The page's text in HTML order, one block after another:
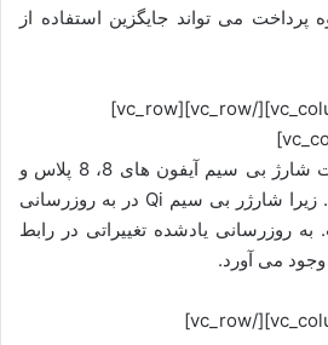
می تواند جایگزین استفاده از
[/vc_column_text][/vc_column][/vc_row][vc_row]
با این به روزرسانی سرعت شارژ بی سیم آیفون های 8، 8 پلاس و
ایکس هم افزایش می یابد. زیرا شارژر بی سیم Qi در به روزرسانی
روزرسانی یادشده تغییراتی در رابط
می آورد.